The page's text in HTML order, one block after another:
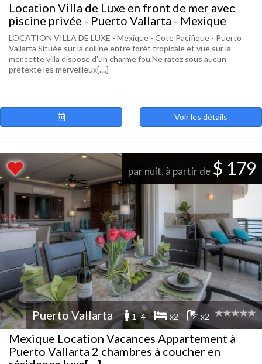
Location Villa de Luxe en front de mer avec
piscine privée - Puerto Vallarta - Mexique
LOCATION VILLA DE LUXE - Mexique - Cote Pacifique - Puerto
Vallarta Située sur la colline entre forêt tropicale et vue sur la
mer,cette villa dispose d'un charme fou.Ne ratez sous aucun
prétexte les merveilleux[....]
Voir les détails
par nuit, à partir de $ 179
Puerto Vallarta 1 -4 x2 x2
Mexique Location Vacances Appartement à
Puerto Vallarta 2 chambres à coucher en